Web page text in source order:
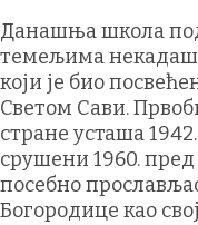
Данашња школа
темељима
који је био
Светом Сави.
стране усташа
срушени 1960.
посебно
Богородице као